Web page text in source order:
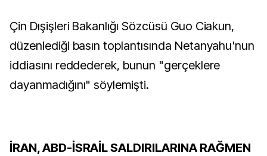
Çin Dışişleri Bakanlığı Sözcüsü Guo Ciakun,
düzenlediği basın toplantısında Netanyahu'nun
iddiasını reddederek, bunun "gerçeklere
dayanmadığını" söylemişti.
İRAN, ABD-İSRAİL SALDIRILARINA RAĞMEN